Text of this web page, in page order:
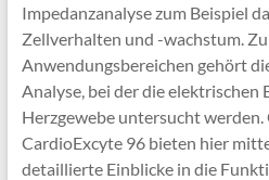
Impedanzanalyse zum Beispiel
Zellverhalten und -wachstum.
Anwendungsbereichen gehört
Analyse, bei der die elektrischen
Herzgewebe untersucht werden.
CardioExcyte 96 bieten hier
detaillierte Einblicke in die